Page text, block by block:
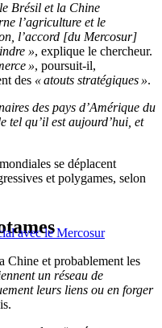
Brésil et la Chine
l’agriculture et le
l’accord [du Mercosur]
», explique le chercheur.
», poursuit-il,
des « atouts stratégiques ».
des pays d’Amérique du
tel qu’il est aujourd’hui, et
se déplacent
et polygames, selon
avec le Mercosur
Chine et probablement les
un réseau de
leurs liens ou en forger